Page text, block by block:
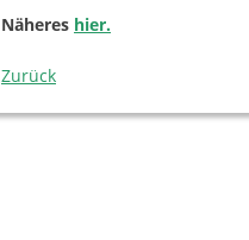
Näheres hier.
Zurück